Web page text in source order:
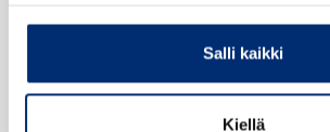
Salli kaikki
Kiellä
a
k
p
k
p